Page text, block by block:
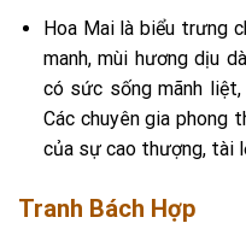
Hoa Mai là biểu trưng
manh, mùi hương dịu
có sức sống mãnh
Các chuyên gia phong
của sự cao thượng, tài
Tranh Bách Hợp